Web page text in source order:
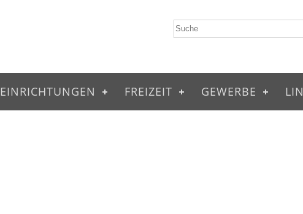
EINRICHTUNGEN FREIZEIT GEWERBE